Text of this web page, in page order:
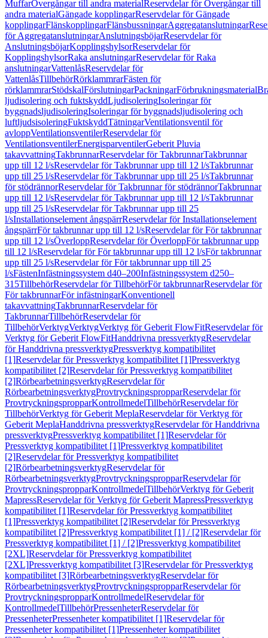
MuffarÖvergångar till andra materialReservdelar för Övergångar till
andra materialGängade kopplingarReservdelar för Gängade
kopplingarFlänskopplingarFlänsbussningarAggregatanslutningar
för AggregatanslutningarAnslutningsböjarReservdelar för
AnslutningsböjarKopplingshylsorReservdelar för
KopplingshylsorRaka anslutningarReservdelar för Raka
anslutningarVattenlåsReservdelar för
VattenlåsTillbehörRörklammrarFästen för
rörklammrarStödskalFörslutningarPackningarFörbrukningsmaterial
ljudisolering och fuktskyddLjudisoleringIsoleringar för
byggnadsljudisoleringIsoleringar för byggnadsljudisolering och
luftljudsisoleringFuktskyddTätningarVentilationsventil för
avloppVentilationsventilerReservdelar för
VentilationsventilerEnergisparventilerGeberit Pluvia
takavvattningTakbrunnarReservdelar för TakbrunnarTakbrunnar
upp till 12 l/sReservdelar för Takbrunnar upp till 12 l/sTakbrunnar
upp till 25 l/sReservdelar för Takbrunnar upp till 25 l/sTakbrunnar
för stödrännorReservdelar för Takbrunnar för stödrännorTakbrunnar
upp till 12 l/sReservdelar för Takbrunnar upp till 12 l/sTakbrunnar
upp till 25 l/sReservdelar för Takbrunnar upp till 25
l/sInstallationselement ångspärrReservdelar för Installationselement
ångspärrFör takbrunnar upp till 12 l/sReservdelar för För takbrunnar
upp till 12 l/sÖverloppReservdelar för ÖverloppFör takbrunnar upp
till 12 l/sReservdelar för För takbrunnar upp till 12 l/sFör takbrunnar
upp till 25 l/sReservdelar för För takbrunnar upp till 25
l/sFästenInfästningssystem d40–200Infästningssystem d250–
315TillbehörReservdelar för TillbehörFör takbrunnarReservdelar för
För takbrunnarFör infästningarKonventionell
takavvattningTakbrunnarReservdelar för
TakbrunnarTillbehörReservdelar för
TillbehörVerktygVerktygVerktyg för Geberit FlowFitReservdelar för
Verktyg för Geberit FlowFitHanddrivna pressverktygReservdelar
för Handdrivna pressverktygPressverktyg kompatibilitet
[1]Reservdelar för Pressverktyg kompatibilitet [1]Pressverktyg
kompatibilitet [2]Reservdelar för Pressverktyg kompatibilitet
[2]RörbearbetningsverktygReservdelar för
RörbearbetningsverktygProvtryckningspropparReservdelar för
ProvtryckningspropparKontrollmedelTillbehörReservdelar för
TillbehörVerktyg för Geberit MeplaReservdelar för Verktyg för
Geberit MeplaHanddrivna pressverktygReservdelar för Handdrivna
pressverktygPressverktyg kompatibilitet [1]Reservdelar för
Pressverktyg kompatibilitet [1]Pressverktyg kompatibilitet
[2]Reservdelar för Pressverktyg kompatibilitet
[2]RörbearbetningsverktygReservdelar för
RörbearbetningsverktygProvtryckningspropparReservdelar för
ProvtryckningspropparKontrollmedelTillbehörVerktyg för Geberit
MapressReservdelar för Verktyg för Geberit MapressPressverktyg
kompatibilitet [1]Reservdelar för Pressverktyg kompatibilitet
[1]Pressverktyg kompatibilitet [2]Reservdelar för Pressverktyg
kompatibilitet [2]Pressverktyg kompatibilitet [1] / [2]Reservdelar för
Pressverktyg kompatibilitet [1] / [2]Pressverktyg kompatibilitet
[2XL]Reservdelar för Pressverktyg kompatibilitet
[2XL]Pressverktyg kompatibilitet [3]Reservdelar för Pressverktyg
kompatibilitet [3]RörbearbetningsverktygReservdelar för
RörbearbetningsverktygProvtryckningspropparReservdelar för
ProvtryckningspropparKontrollmedelReservdelar för
KontrollmedelTillbehörPressenheterReservdelar för
PressenheterPressenheter kompatibilitet [1]Reservdelar för
Pressenheter kompatibilitet [1]Pressenheter kompatibilitet